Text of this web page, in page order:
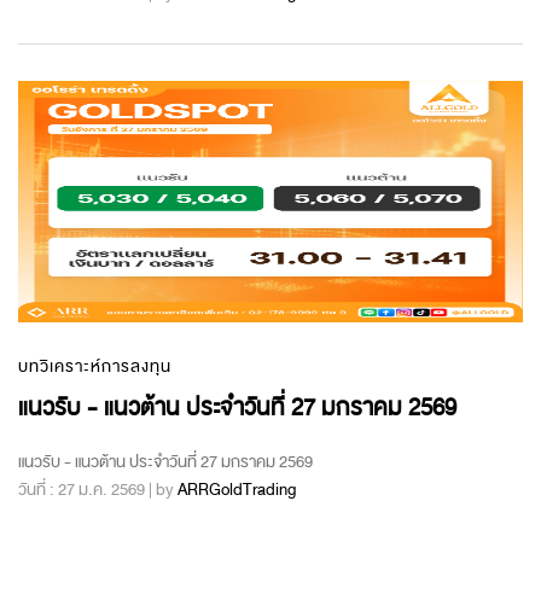
บทวิเคราะห์การลงทุน
แนวรับ - แนวต้าน ประจำวันที่ 27 มกราคม 2569
แนวรับ - แนวต้าน ประจำวันที่ 27 มกราคม 2569
วันที่ : 27 ม.ค. 2569 | byARRGoldTrading